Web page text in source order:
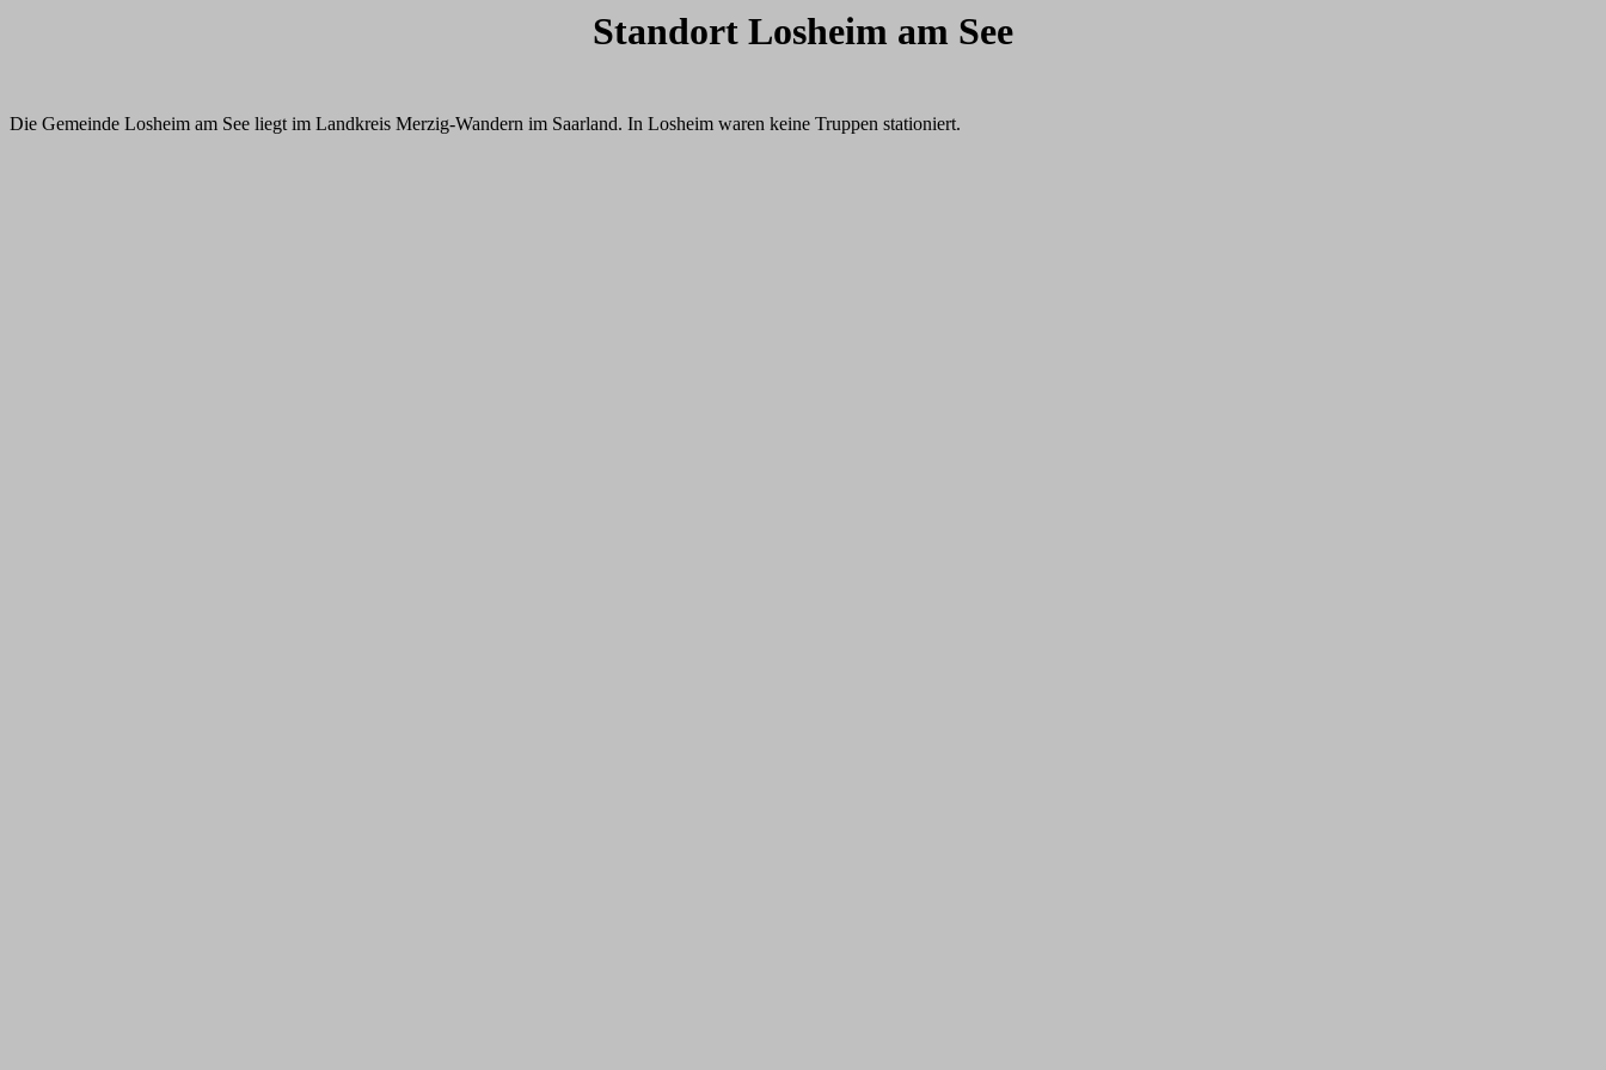
Standort Losheim am See
Die Gemeinde Losheim am See liegt im Landkreis Merzig-Wandern im Saarland. In Losheim waren keine Truppen stationiert.